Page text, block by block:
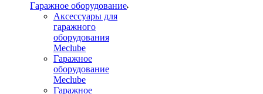
Гаражное оборудование
Аксессуары для
гаражного
оборудования
Meclube
Гаражное
оборудование
Meclube
Гаражное